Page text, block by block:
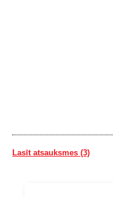
Lasīt atsauksmes (3)